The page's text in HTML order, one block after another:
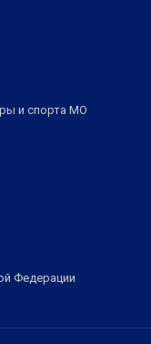
и спорта МО
Федерации